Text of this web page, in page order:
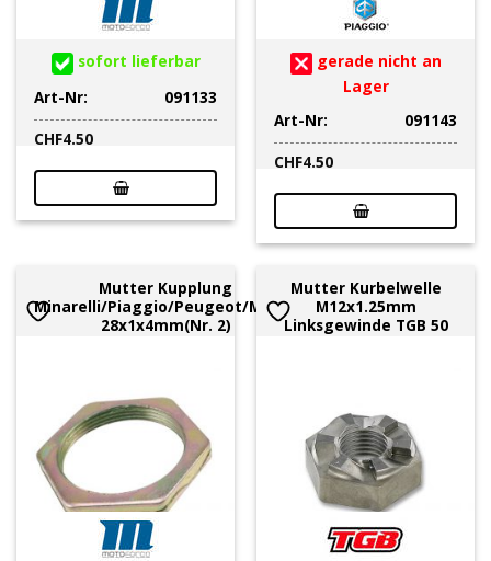
sofort lieferbar
Art-Nr:
091133
CHF4.50
gerade nicht an
Lager
Art-Nr:
091143
CHF4.50
Mutter Kupplung
Minarelli/Piaggio/Peugeot/Morini
28x1x4mm(Nr. 2)
Mutter Kurbelwelle
M12x1.25mm
Linksgewinde TGB 50